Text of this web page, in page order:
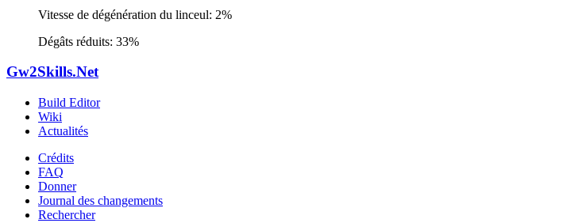
Vitesse de dégénération du linceul: 2%
Dégâts réduits: 33%
Gw2Skills.Net
Build Editor
Wiki
Actualités
Crédits
FAQ
Donner
Journal des changements
Rechercher